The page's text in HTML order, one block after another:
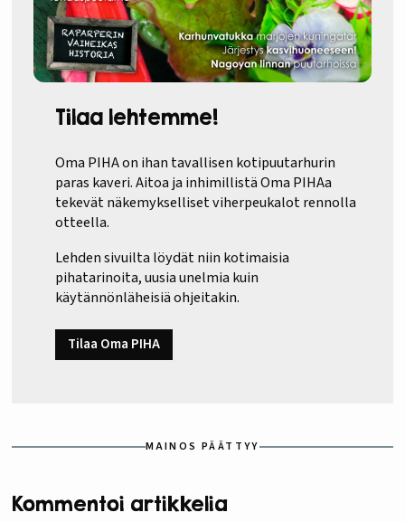
Tilaa lehtemme!
Oma PIHA on ihan tavallisen kotipuutarhurin
paras kaveri. Aitoa ja inhimillistä Oma PIHAa
tekevät näkemykselliset viherpeukalot rennolla
otteella.
Lehden sivuilta löydät niin kotimaisia
pihatarinoita, uusia unelmia kuin
käytännönläheisiä ohjeitakin.
Tilaa Oma PIHA
MAINOS PÄÄTTYY
Kommentoi artikkelia